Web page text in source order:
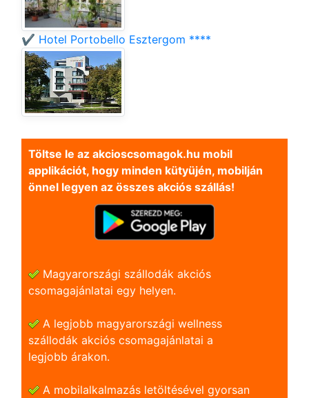
✔️ Hotel Portobello Esztergom ****
Töltse le az akcioscsomagok.hu mobil
applikációt, hogy minden kütyüjén, mobilján
önnel legyen az összes akciós szállás!
Magyarországi szállodák akciós
csomagajánlatai egy helyen.
A legjobb magyarországi wellness
szállodák akciós csomagajánlatai a
legjobb árakon.
A mobilalkalmazás letöltésével gyorsan